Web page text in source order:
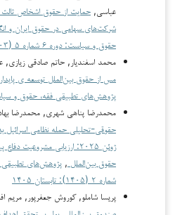
عباسی, حمایت از حقوق اشخاص ثالث
شرکت‌های سهامی در حقوق ایران و
حقوق و سیاست: دوره ۶ شماره ۵ (۱۴۰۳)
محمد اسفندیار, حاتم صادقی زیازی,
مس از حقوق بین‌الملل توسعه ی
پژوهش‌های تطبیقی فقه، حقوق و سیاست: دوره ۶
محمدرضا پناهی شهری, محمدرضا
ژوئن ۲۰۲۵: ارزیابی مشروعیت
حقوق بین‌الملل ,
شماره ۲ (۱۴۰۵): تابستان ۱۴۰۵
پریسا شاملو, کوروش جعفرپور, مریم
صندوق بین‌المللی پول بر تحقق اهداف